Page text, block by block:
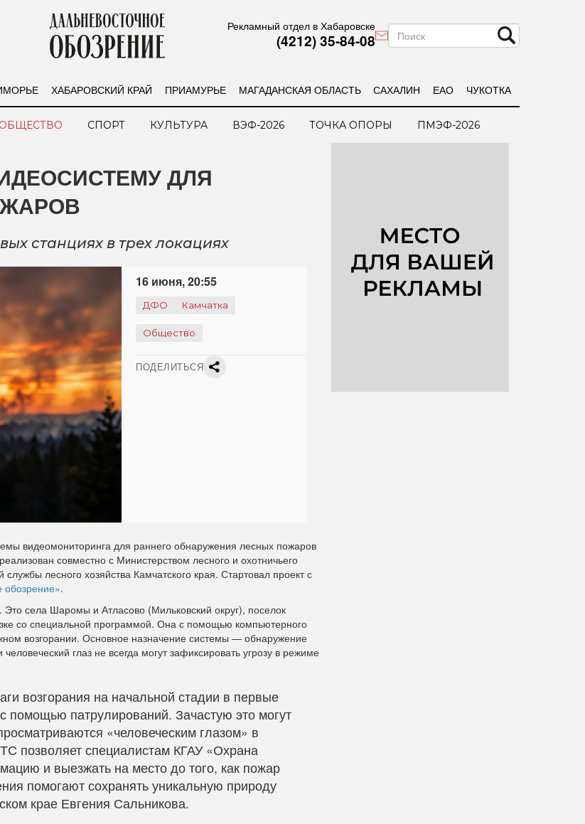
Рекламный отдел в Хабаровске
(4212) 35-84-08
ХАБАРОВСКИЙ КРАЙ ПРИАМУРЬЕ МАГАДАНСКАЯ ОБЛАСТЬ САХАЛИН ЕАО ЧУКОТКА
ОБЩЕСТВО СПОРТ КУЛЬТУРА ВЭФ-2026 ТОЧКА ОПОРЫ ПМЭФ-2026
ДЛЯ
станциях в трех локациях
16 июня, 20:55
ДФО Камчатка
Общество
ПОДЕЛИТЬСЯ
видеомониторинга для раннего обнаружения лесных пожаров
совместно с Министерством лесного и охотничьего
лесного хозяйства Камчатского края. Стартовал проект с
обозрение».
села Шаромы и Атласово (Мильковский округ), поселок
со специальной программой. Она с помощью компьютерного
возгорании. Основное назначение системы — обнаружение
глаз не всегда могут зафиксировать угрозу в режиме
возгорания на начальной стадии в первые
помощью патрулирований. Зачастую это могут
«человеческим глазом» в
позволяет специалистам КГАУ «Охрана
и выезжать на место до того, как пожар
помогают сохранять уникальную природу
крае Евгения Сальникова.